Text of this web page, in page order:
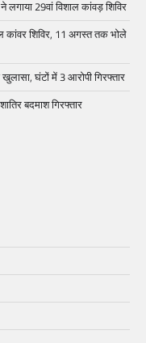
29वां विशाल कांवड़ शिविर
कांवर शिविर, 11 अगस्त तक भोले
खुलासा, घंटों में 3 आरोपी गिरफ्तार
बदमाश गिरफ्तार